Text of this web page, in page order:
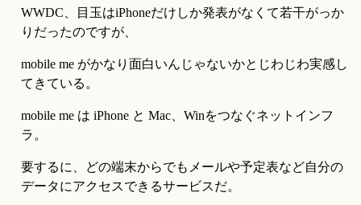
WWDC、目玉はiPhoneだけしか発表がなくて若干がっか
りだったのですが、
mobile me がかなり面白いんじゃないかとじわじわ実感し
てきている。
mobile me は iPhone と Mac、Winをつなぐネットインフ
ラ。
要するに、どの端末からでもメールや予定表など自分の
データにアクセスできるサービスだ。